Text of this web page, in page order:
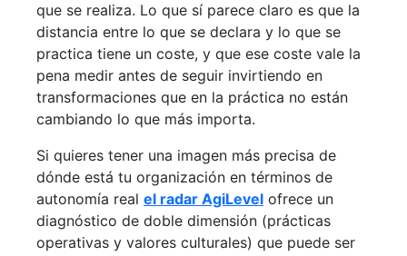
que se realiza. Lo que sí parece claro es que la
distancia entre lo que se declara y lo que se
practica tiene un coste, y que ese coste vale la
pena medir antes de seguir invirtiendo en
transformaciones que en la práctica no están
cambiando lo que más importa.
Si quieres tener una imagen más precisa de
dónde está tu organización en términos de
autonomía real el radar AgiLevel ofrece un
diagnóstico de doble dimensión (prácticas
operativas y valores culturales) que puede ser